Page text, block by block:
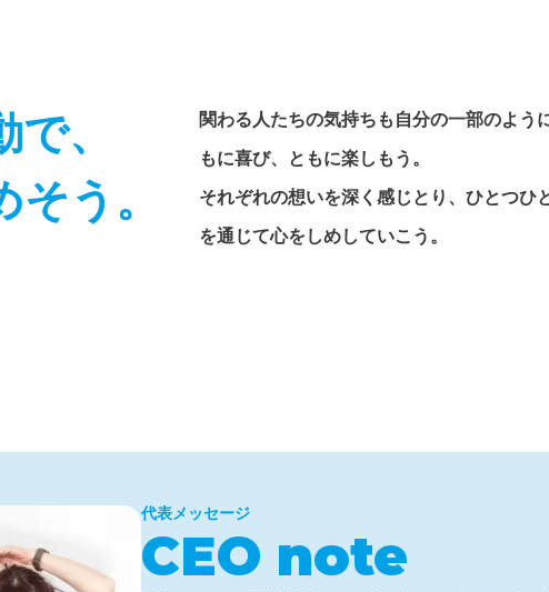
、
う。
関わる人たちの気持ちも自分の一部のよう
もに喜び、ともに楽しもう。
それぞれの想いを深く感じとり、ひとつひ
を通じて心をしめしていこう。
代表メッセージ
CEO note